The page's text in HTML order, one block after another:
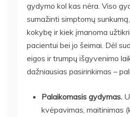
gydymo kol kas nėra. Viso
sumažinti simptomų
kokybę ir kiek įmanoma
pacientui bei jo šeimai. Dėl
eigos ir trumpų išgyvenimo
dažniausias pasirinkimas –
Palaikomasis gydymas.
kvėpavimas, maitinimas